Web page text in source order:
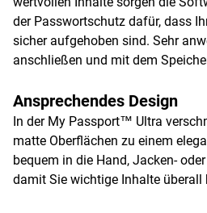
der Passwortschutz dafür, dass
sicher aufgehoben sind. Sehr
anschließen und mit dem
Ansprechendes Design
In der My Passport™ Ultra
matte Oberflächen zu einem
bequem in die Hand, Jacken-
damit Sie wichtige Inhalte überall